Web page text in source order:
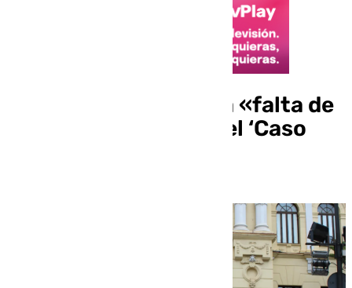
Con Málaga denuncia «falta de
documentación» en el ‘Caso